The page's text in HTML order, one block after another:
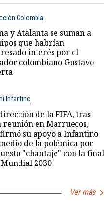
Colombia
y Atalanta se suman a
que habrían
interés por el
colombiano Gustavo
Infantino
de la FIFA, tras
reunión en Marruecos,
su apoyo a Infantino
de la polémica por
"chantaje" con la final
2030
Ver más